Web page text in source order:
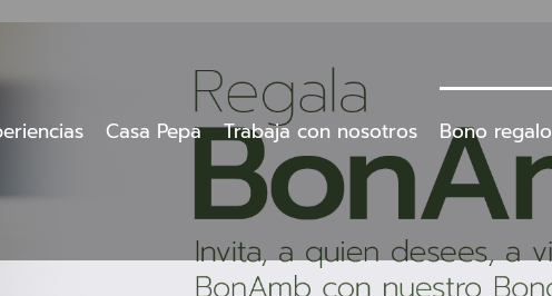
Casa Pepa Trabaja con nosotros Bono regalo